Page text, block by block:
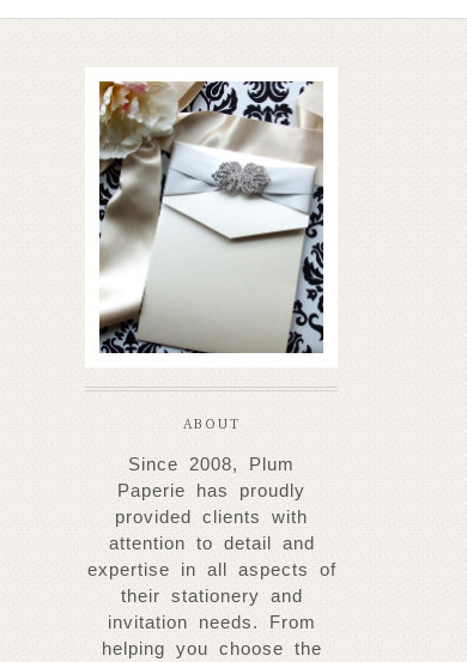
ABOUT
Since 2008, Plum
Paperie has proudly
provided clients with
attention to detail and
expertise in all aspects of
their stationery and
invitation needs. From
helping you choose the